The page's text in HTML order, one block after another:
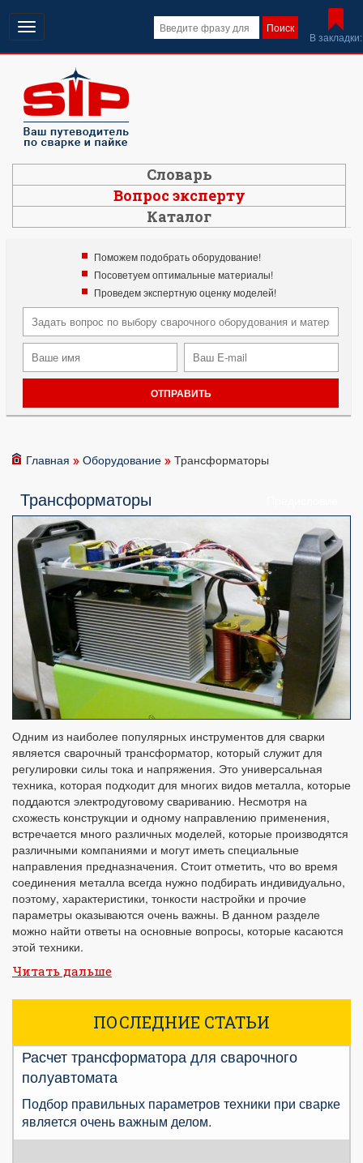
Поиск
В закладки:
Открыть
навигацию
Словарь
Вопрос эксперту
Каталог
Поможем подобрать оборудование!
Посоветуем оптимальные материалы!
Проведем экспертную оценку моделей!
Главная Оборудование Трансформаторы
Трансформаторы
Одним из наиболее популярных инструментов для сварки
является сварочный трансформатор, который служит для
регулировки силы тока и напряжения. Это универсальная
техника, которая подходит для многих видов металла, которые
поддаются электродуговому свариванию. Несмотря на
схожесть конструкции и одному направлению применения,
встречается много различных моделей, которые производятся
различными компаниями и могут иметь специальные
направления предназначения. Стоит отметить, что во время
соединения металла всегда нужно подбирать индивидуально,
поэтому, характеристики, тонкости настройки и прочие
параметры оказываются очень важны. В данном разделе
можно найти ответы на основные вопросы, которые касаются
этой техники.
Читать дальше
ПОСЛЕДНИЕ СТАТЬИ
Расчет трансформатора для сварочного
полуавтомата
Подбор правильных параметров техники при сварке
является очень важным делом.